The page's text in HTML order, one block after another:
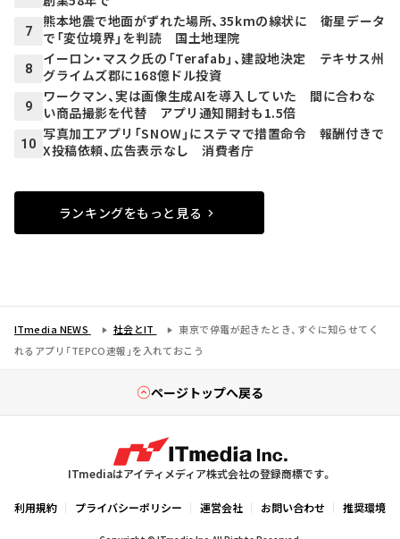
7
熊本地震で地面がずれた場所、35kmの線状に 衛星データ
で「変位境界」を判読 国土地理院
8
イーロン・マスク氏の「Terafab」、建設地決定 テキサス州
グライムズ郡に168億ドル投資
9
ワークマン、実は画像生成AIを導入していた 間に合わな
い商品撮影を代替 アプリ通知開封も1.5倍
10
写真加工アプリ「SNOW」にステマで措置命令 報酬付きで
X投稿依頼、広告表示なし 消費者庁
ランキングをもっと見る
ITmedia NEWS 社会とIT
東京で停電が起きたとき、すぐに知らせてく
れるアプリ「TEPCO速報」を入れておこう
ページトップへ戻る
ITmediaはアイティメディア株式会社の登録商標です。
利用規約 プライバシーポリシー 運営会社 お問い合わせ 推奨環境